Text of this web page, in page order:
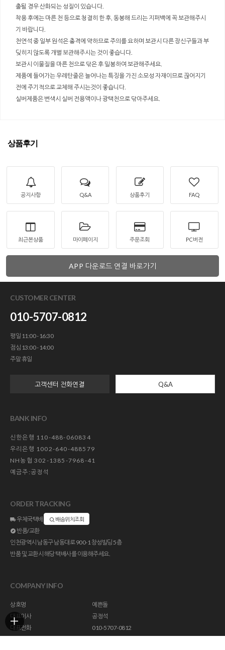
출될 경우 산화되는 성질이 있습니다.
착용 후에는 마른 천 등으로 청결히 한 후, 동봉해 드리는 지퍼백에 꼭 보관해주시
기 바랍니다.
천연석 중 일부 원석은 충격에 약하므로 주의를 요하며 보관시 다른 장신구들과 부
딪히지 않도록 개별 보관해주시는 것이 좋습니다.
보관시 이물질을 마른 천으로 닦은 후 밀봉하여 보관해주세요.
제품에 들어가는 우레탄줄은 늘어나는 특징을 가진 소모성 자재이므로 끊어지기
전에 주기적으로 교체해 주시는것이 좋습니다.
실버제품은 변색시 실버 전용액이나 광택천으로 닦아주세요.
상품후기
공지사항 Q&A 상품후기 FAQ
최근본상품 마이페이지 주문조회 PC버전
APP 다운로드 연결 바로가기
CUSTOMER CENTER
010-5707-0812
평일 11:00 - 16:30
점심 13:00 - 14:00
주말 휴일
고객센터 전화연결 Q&A
BANK INFO
신한은행 110-488-060834
우리은행 1002-640-488579
NH농협 302-1385-7968-41
예금주:공정석
ORDER TRACKING
우체국택배 배송위치조회
반품/교환
인천광역시 남동구 남동대로 900-1 창성빌딩 5층
반품 및 교환시 해당 택배사를 이용해주세요.
COMPANY INFO
상호명
예쁜돌
대표이사
공정석
대표전화
010-5707-0812